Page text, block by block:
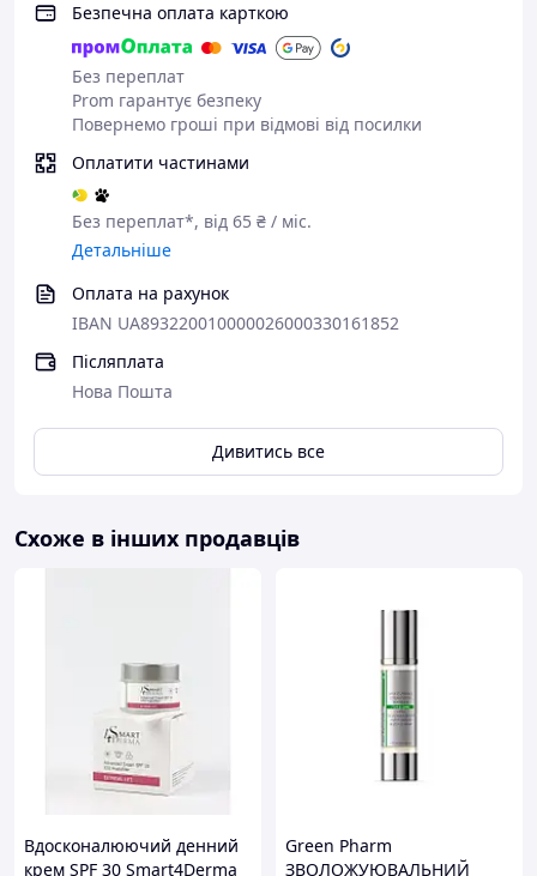
Безпечна оплата карткою
Без переплат
Prom гарантує безпеку
Повернемо гроші при відмові від посилки
Оплатити частинами
Без переплат*, від 65 ₴ / міс.
Детальніше
Оплата на рахунок
IBAN UA893220010000026000330161852
Післяплата
Нова Пошта
Дивитись все
Схоже в інших продавців
Вдосконалюючий денний
крем SPF 30 Smart4Derma
Green Pharm
ЗВОЛОЖУЮВАЛЬНИЙ